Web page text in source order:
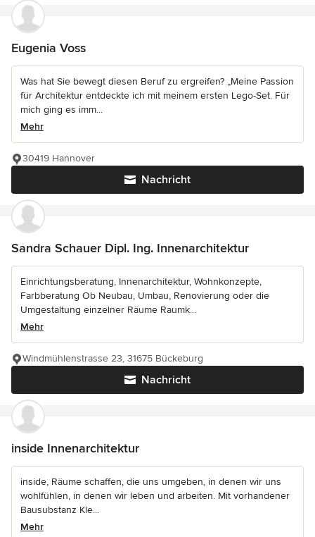
Eugenia Voss
Was hat Sie bewegt diesen Beruf zu ergreifen? „Meine Passion
für Architektur entdeckte ich mit meinem ersten Lego-Set. Für
mich ging es imm...
Mehr
Nachricht
30419 Hannover
Sandra Schauer Dipl. Ing. Innenarchitektur
Einrichtungsberatung, Innenarchitektur, Wohnkonzepte,
Farbberatung Ob Neubau, Umbau, Renovierung oder die
Umgestaltung einzelner Räume Raumk...
Mehr
Nachricht
Windmühlenstrasse 23, 31675 Bückeburg
inside Innenarchitektur
inside, Räume schaffen, die uns umgeben, in denen wir uns
wohlfühlen, in denen wir leben und arbeiten. Mit vorhandener
Bausubstanz Kle...
Mehr